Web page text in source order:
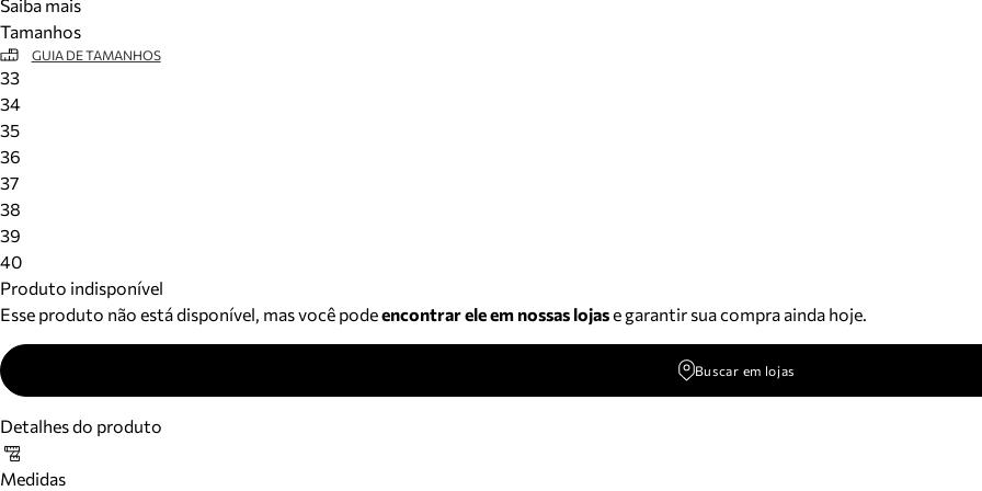
Saiba mais
Tamanhos
GUIA DE TAMANHOS
33
34
35
36
37
38
39
40
Produto indisponível
Esse produto não está disponível, mas você podeencontrar ele em nossas lojase garantir sua compra ainda hoje.
Buscar em lojas
Detalhes do produto
Medidas